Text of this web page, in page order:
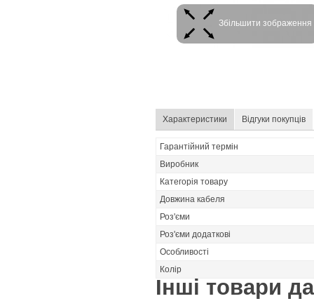
Збільшити зображення
Характеристики Відгуки покупців
Гарантійний термін
Виробник
Категорія товару
Довжина кабеля
Роз'єми
Роз'єми додаткові
Особливості
Колір
Інші товари